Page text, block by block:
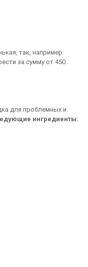
так, например
за сумму от 450
для проблемных и
ингредиенты: